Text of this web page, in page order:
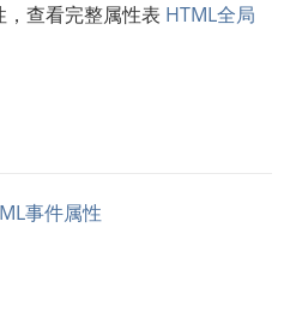
查看完整属性表 HTML全局
事件属性